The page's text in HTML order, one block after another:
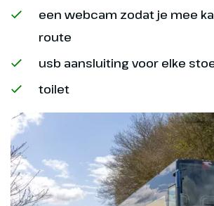
een webcam zodat je mee
route
usb aansluiting voor elke
toilet